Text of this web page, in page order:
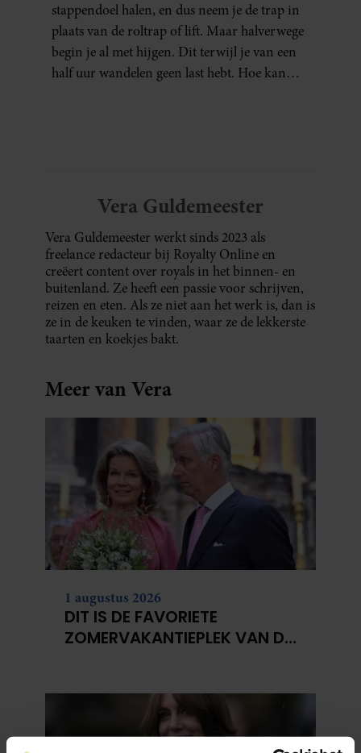
stappendoel halen, en dus neem je de trap in
plaats van de roltrap of lift. Maar halverwege
begin je al met hijgen. Dit terwijl je van een
half uur wandelen geen last hebt. Hoe kan
Vera Guldemeester
Vera Guldemeester werkt sinds 2023 als
freelance redacteur bij Royalty Online en
creëert content over royals in het binnen- en
buitenland. Ze heeft een passie voor schrijven,
reizen en eten. Als ze niet aan het werk is, dan is
ze in de keuken te vinden, waar ze de lekkerste
taarten en koekjes bakt.
Meer van Vera
1 augustus 2026
DIT IS DE FAVORIETE
ZOMERVAKANTIEPLEK VAN DE